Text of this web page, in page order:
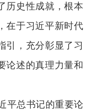
历史性成就，根本
在于习近平新时代
引，充分彰显了习
论述的真理力量和
平总书记的重要论